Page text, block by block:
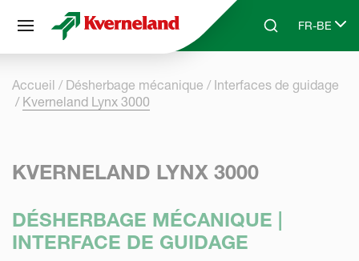
Skip to main content
SearchFR-BE
Select
Accueil Désherbage mécanique
Interfaces de guidage
Kverneland Lynx 3000
KVERNELAND LYNX 3000
DÉSHERBAGE MÉCANIQUE |
INTERFACE DE GUIDAGE
Panneau de gestion des cookies